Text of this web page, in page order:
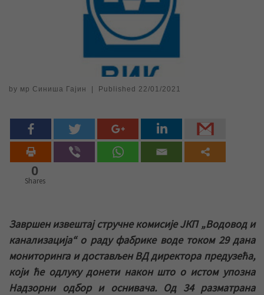
by мр Синиша Гајин Published 22/01/2021
0
Shares
Завршен извештај стручне комисије ЈКП „Водовод и
канализација“ о раду фабрике воде током 29 дана
мониторинга и достављен ВД директора предузећа,
који ће одлуку донети након што о истом упозна
Надзорни одбор и оснивача. Од 34 разматрана